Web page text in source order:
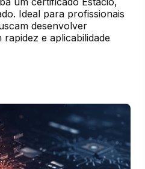
Ideal para profissionais
desenvolver
e aplicabilidade